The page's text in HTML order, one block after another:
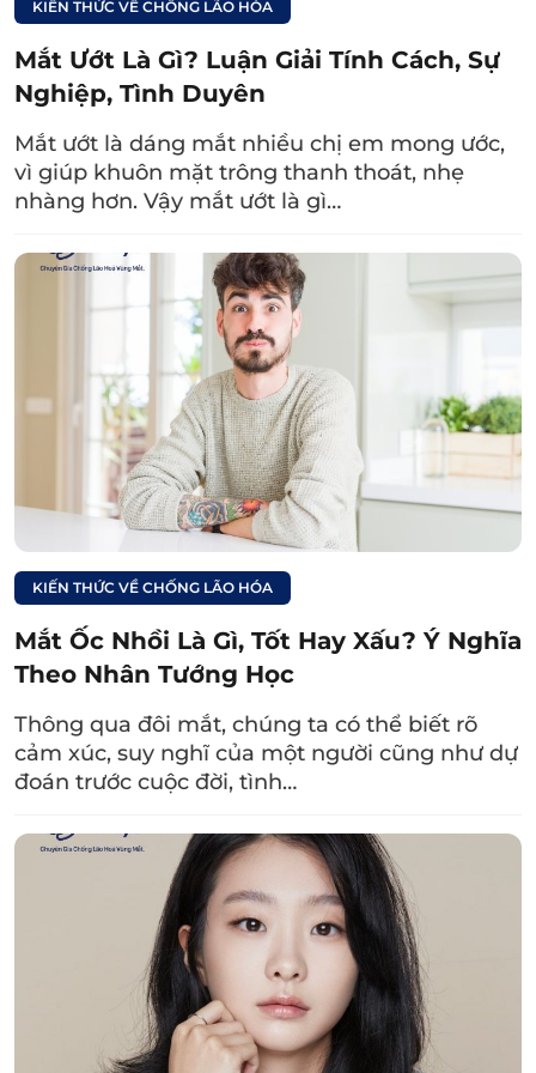
Lấy mỡ bọng mắt qua đường rạch ngoài da ít gây chấn
thương quanh mắt và không để lại sẹo bên ngoài.
Xem thêm:
Lấy mỡ bọng mắt có
bị lại không? Cách giữ
kết quả lâu dài
4. Lưu ý quan trọng khi thực hiện lấy
mỡ bọng mắt nội soi
Để thực hiện điều trị lấy bọng mỡ mắt nội soi
thành công, bạn tham khảo một số lưu ý sau
4.1. Trước khi thực hiện
Trước khi bóc tách mỡ bọng mắt nội soi, bạn
KIẾN THỨC VỀ CHỐNG LÃO HÓA
Mắt Ướt Là Gì? Luận Giải Tính Cách, Sự
Nghiệp, Tình Duyên
Mắt ướt là dáng mắt nhiều chị em mong ước,
vì giúp khuôn mặt trông thanh thoát, nhẹ
nhàng hơn. Vậy mắt ướt là gì…
KIẾN THỨC VỀ CHỐNG LÃO HÓA
Mắt Ốc Nhồi Là Gì, Tốt Hay Xấu? Ý Nghĩa
Theo Nhân Tướng Học
Thông qua đôi mắt, chúng ta có thể biết rõ
cảm xúc, suy nghĩ của một người cũng như dự
đoán trước cuộc đời, tình…